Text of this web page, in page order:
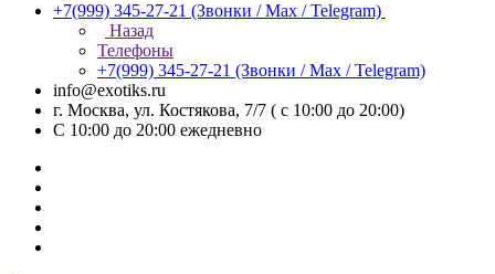
+7(999) 345-27-21 (Звонки / Max / Telegram)
Назад
Телефоны
+7(999) 345-27-21 (Звонки / Max / Telegram)
info@exotiks.ru
г. Москва, ул. Костякова, 7/7 ( с 10:00 до 20:00)
С 10:00 до 20:00 ежедневно